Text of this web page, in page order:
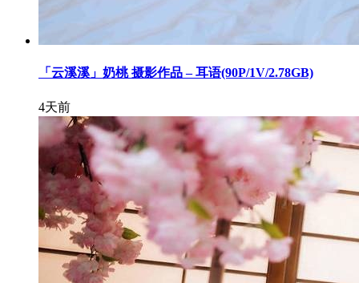
「云溪溪」奶桃 摄影作品 – 耳语(90P/1V/2.78GB)
4天前